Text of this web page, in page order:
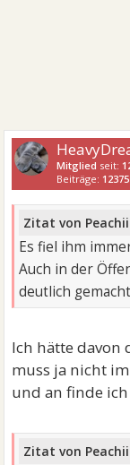
Mitglied seit:
Beiträge: 12375
Zitat von
Es fiel ihm
Auch in der
deutlich
Ich hätte davon
muss ja nicht
und an finde
Zitat von